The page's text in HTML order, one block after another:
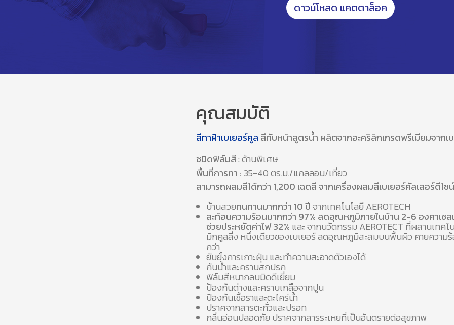
ดาวน์โหลด แคตตาล็อค
คุณสมบัติ
สีทาฝ้าเบเยอร์คูล สีทับหน้าสูตรน้ำ ผลิตจากอะคริลิกเกรดพรีเมียมจากเ
ชนิดฟิล์มสี: ด้านพิเศษ
พื้นที่การทา : 35-40 ตร.ม./แกลลอน/เที่ยว
สามารถผสมสีได้กว่า 1,200 เฉดสี จากเครื่องผสมสีเบเยอร์คัลเลอร์ดีไซน์
บ้านสวยทนทานมากกว่า 10 ปีจากเทคโนโลยี AEROTECH
สะท้อนความร้อนมากกว่า 97% ลดอุณหภูมิภายในบ้าน 2-6 องศาเซล
ช่วยประหยัดค่าไฟ 32% และ จากนวัตกรรม AEROTECT ที่ผสานเทคโ
มิกคูลลิ่ง หนึ่งเดียวของเบเยอร์ ลดอุณหภูมิสะสมบนพื้นผิว คายความร้
กว่า
ยับยั้งการเกาะฝุ่น และทำความสะอาดตัวเองได้
กันน้ำและคราบสกปรก
ฟิล์มสีหนากลบมิดดีเยี่ยม
ป้องกันด่างและคราบเกลือจากปูน
ป้องกันเชื้อราและตะไคร่น้ำ
ปราศจากสารตะกั่วและปรอท
กลิ่นอ่อนปลอดภัย ปราศจากสารระเหยที่เป็นอันตรายต่อสุขภาพ